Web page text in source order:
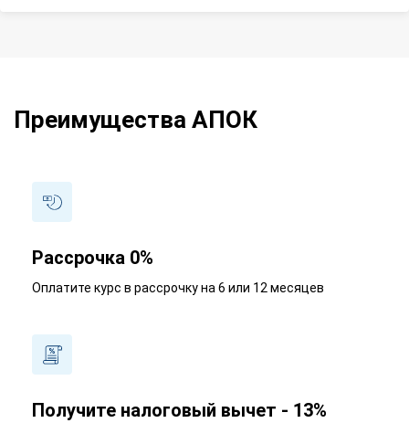
Преимущества АПОК
Рассрочка 0%
Оплатите курс в рассрочку на 6 или 12 месяцев
Получите налоговый вычет - 13%